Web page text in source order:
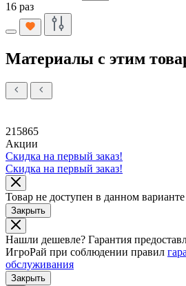
16 раз
Материалы с этим
215865
Акции
Скидка на первый заказ!
Скидка на первый заказ!
Товар не доступен в данном варианте
Закрыть
Нашли дешевле? Гарантия
ИгроРай при соблюдении правил
обслуживания
Закрыть